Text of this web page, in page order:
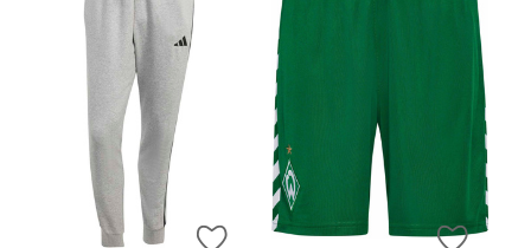
ZUR WUNSCHLISTE HINZUFÜGEN
ZUR